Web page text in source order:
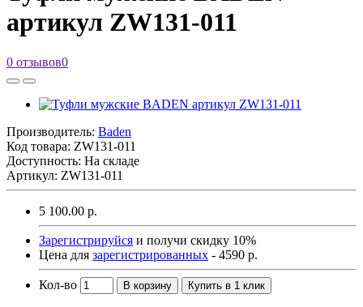
артикул ZW131-011
0 отзывов0
Производитель: Baden
Код товара: ZW131-011
Доступность: На складе
Артикул: ZW131-011
5 100.00 р.
Зарегистрируйся и получи скидку 10%
Цена для зарегистрированных - 4590 р.
Кол-во В корзину Купить в 1 клик